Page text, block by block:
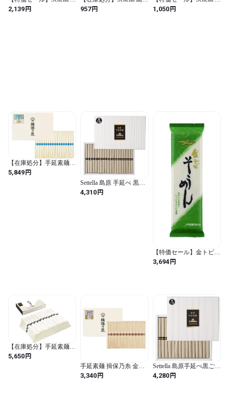
原手延べ黒ごまそうめん
50g×8束 400g 自宅用 少
2,139円
手延べ黒ごまそうめん
50g×4束 200g 自宅用 少
957円
原手延べそうめん 50g×4
束 200g 自宅用 お試し 少
1,050円
【在庫処分】手延素麺
揖保乃糸 夢双 50g×34束
そうめん 化粧箱 ギフ
5,849円
Settella 島原 手延べ 黒ご
ま そうめん 50g×20束
1kg お中元 ギフト 初盆
4,310円
【特価セール】金トビ
そうめん 300g ×10個 (緑
/ そうめん / つゆ)
3,694円
【在庫処分】手延素麺
揖保乃糸 特級品 黒帯 そ
うめん 50g×36束 紙箱
5,650円
手延素麺 揖保乃糸 金胡
麻 70g×13束 そうめん 化
粧箱 ギフト/KG-30N/
3,340円
Settella 島原手延べ黒ごま
そうめん 50ｇ☓15束 750g
お中元 ギフト 初盆 包装
4,280円